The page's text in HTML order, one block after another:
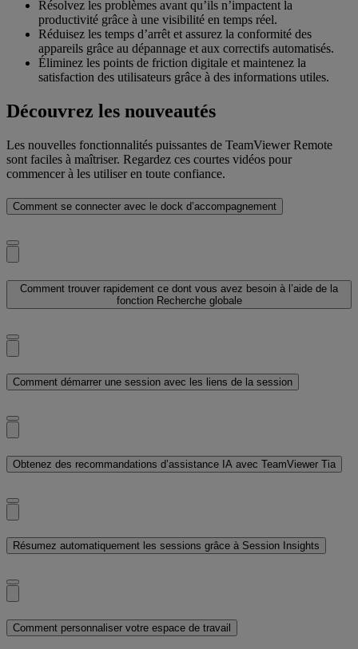
Résolvez les problèmes avant qu’ils n’impactent la
productivité grâce à une visibilité en temps réel.
Réduisez les temps d’arrêt et assurez la conformité des
appareils grâce au dépannage et aux correctifs automatisés.
Éliminez les points de friction digitale et maintenez la
satisfaction des utilisateurs grâce à des informations utiles.
Découvrez les nouveautés
Les nouvelles fonctionnalités puissantes de TeamViewer Remote
sont faciles à maîtriser. Regardez ces courtes vidéos pour
commencer à les utiliser en toute confiance.
Comment se connecter avec le dock d’accompagnement
Comment trouver rapidement ce dont vous avez besoin à l’aide de la
fonction Recherche globale
Comment démarrer une session avec les liens de la session
Obtenez des recommandations d’assistance IA avec TeamViewer Tia
Résumez automatiquement les sessions grâce à Session Insights
Comment personnaliser votre espace de travail